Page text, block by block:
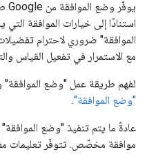
استنادًا إلى خيارات الموافقة
الموافقة" ضروري لاحترام
مع الاستمرار في تفعيل القياس
لفهم طريقة عمل "وضع الموافقة"
"وضع الموافقة".
عادةً ما يتم تنفيذ "وضع الموافقة"
موافقة مخصّص. تتوفّر تعليمات